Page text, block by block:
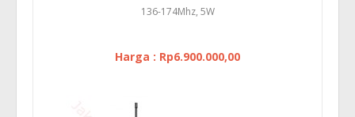
136-174Mhz, 5W
Harga : Rp6.900.000,00